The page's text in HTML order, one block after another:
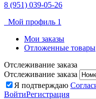
8 (951) 039-05-26
Мой профиль 1
Мои заказы
Отложенные товары
Отслеживание заказа
Отслеживание заказа
Я подтверждаю
ВойтиРегистрация